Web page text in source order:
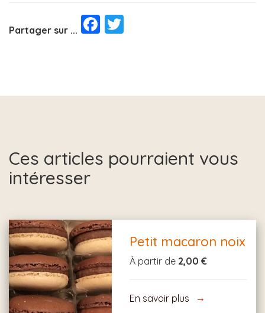
Partager sur ...
Facebook
Ces articles pourraient vous
intéresser
Petit macaron noix
À partir de 2,00 €
En savoir plus